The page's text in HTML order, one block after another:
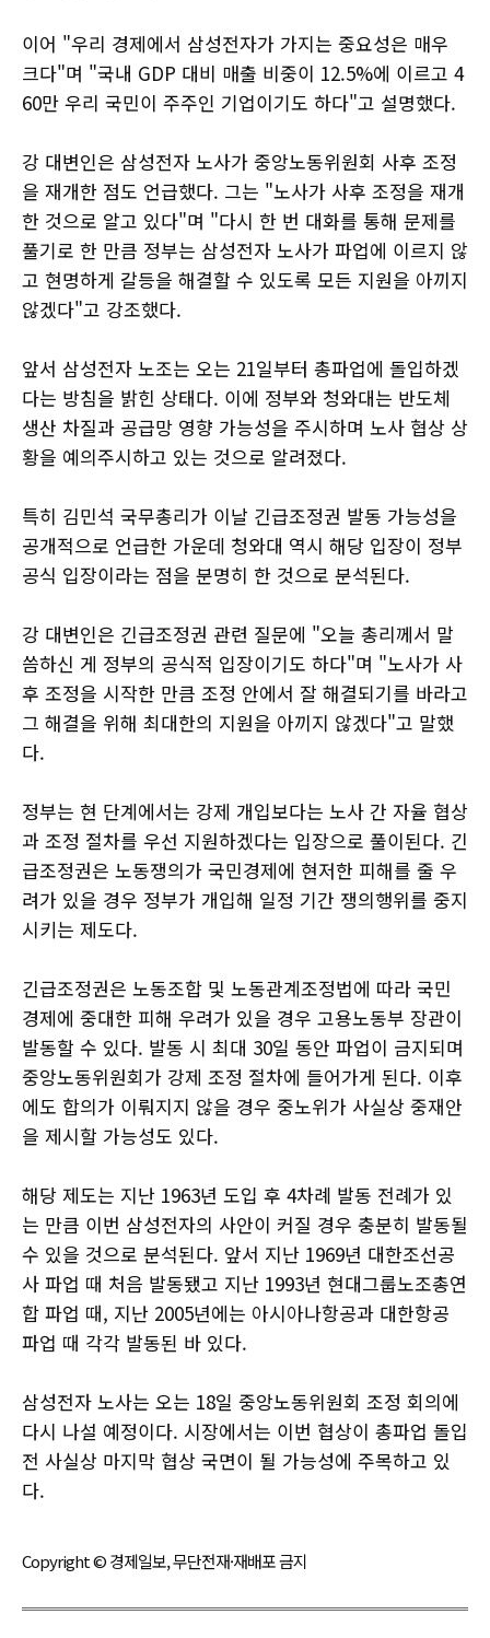
이어 "우리 경제에서 삼성전자가 가지는 중요성은 매우
크다"며 "국내 GDP 대비 매출 비중이 12.5%에 이르고 4
60만 우리 국민이 주주인 기업이기도 하다"고 설명했다.
강 대변인은 삼성전자 노사가 중앙노동위원회 사후 조정
을 재개한 점도 언급했다. 그는 "노사가 사후 조정을 재개
한 것으로 알고 있다"며 "다시 한 번 대화를 통해 문제를
풀기로 한 만큼 정부는 삼성전자 노사가 파업에 이르지 않
고 현명하게 갈등을 해결할 수 있도록 모든 지원을 아끼지
않겠다"고 강조했다.
앞서 삼성전자 노조는 오는 21일부터 총파업에 돌입하겠
다는 방침을 밝힌 상태다. 이에 정부와 청와대는 반도체
생산 차질과 공급망 영향 가능성을 주시하며 노사 협상 상
황을 예의주시하고 있는 것으로 알려졌다.
특히 김민석 국무총리가 이날 긴급조정권 발동 가능성을
공개적으로 언급한 가운데 청와대 역시 해당 입장이 정부
공식 입장이라는 점을 분명히 한 것으로 분석된다.
강 대변인은 긴급조정권 관련 질문에 "오늘 총리께서 말
씀하신 게 정부의 공식적 입장이기도 하다"며 "노사가 사
후 조정을 시작한 만큼 조정 안에서 잘 해결되기를 바라고
그 해결을 위해 최대한의 지원을 아끼지 않겠다"고 말했
다.
정부는 현 단계에서는 강제 개입보다는 노사 간 자율 협상
과 조정 절차를 우선 지원하겠다는 입장으로 풀이된다. 긴
급조정권은 노동쟁의가 국민경제에 현저한 피해를 줄 우
려가 있을 경우 정부가 개입해 일정 기간 쟁의행위를 중지
시키는 제도다.
긴급조정권은 노동조합 및 노동관계조정법에 따라 국민
경제에 중대한 피해 우려가 있을 경우 고용노동부 장관이
발동할 수 있다. 발동 시 최대 30일 동안 파업이 금지되며
중앙노동위원회가 강제 조정 절차에 들어가게 된다. 이후
에도 합의가 이뤄지지 않을 경우 중노위가 사실상 중재안
을 제시할 가능성도 있다.
해당 제도는 지난 1963년 도입 후 4차례 발동 전례가 있
는 만큼 이번 삼성전자의 사안이 커질 경우 충분히 발동될
수 있을 것으로 분석된다. 앞서 지난 1969년 대한조선공
사 파업 때 처음 발동됐고 지난 1993년 현대그룹노조총연
합 파업 때, 지난 2005년에는 아시아나항공과 대한항공
파업 때 각각 발동된 바 있다.
삼성전자 노사는 오는 18일 중앙노동위원회 조정 회의에
다시 나설 예정이다. 시장에서는 이번 협상이 총파업 돌입
전 사실상 마지막 협상 국면이 될 가능성에 주목하고 있
다.
Copyright © 경제일보, 무단전재·재배포 금지